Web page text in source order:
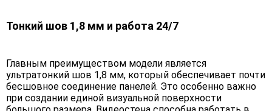
Тонкий шов 1,8 мм и работа 24/7
Главным преимуществом модели является
ультратонкий шов 1,8 мм, который обеспечивает почти
бесшовное соединение панелей. Это особенно важно
при создании единой визуальной поверхности